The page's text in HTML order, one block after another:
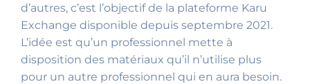
d’autres, c’est l’objectif de la plateforme Karu
Exchange disponible depuis septembre 2021.
L’idée est qu’un professionnel mette à
disposition des matériaux qu’il n’utilise plus
pour un autre professionnel qui en aura besoin.